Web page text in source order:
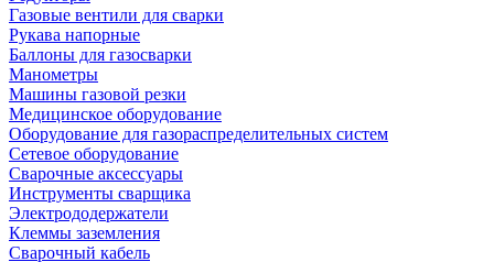
Газовые вентили для сварки
Рукава напорные
Баллоны для газосварки
Манометры
Машины газовой резки
Медицинское оборудование
Оборудование для газораспределительных систем
Сетевое оборудование
Сварочные аксессуары
Инструменты сварщика
Электрододержатели
Клеммы заземления
Сварочный кабель